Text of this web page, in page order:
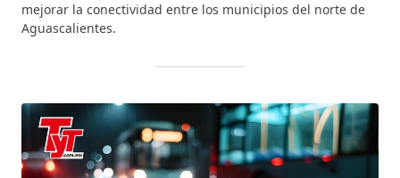
mejorar la conectividad entre los municipios del norte de
Aguascalientes.